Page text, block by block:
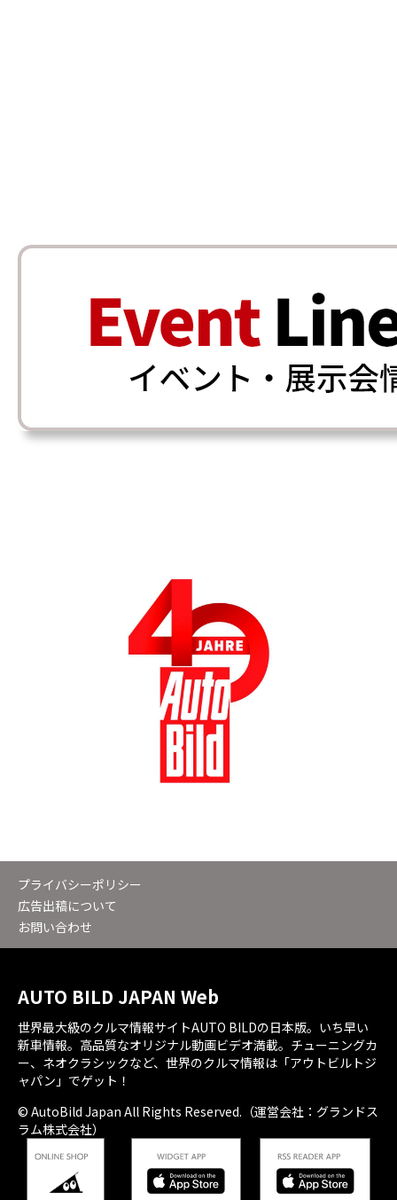
プライバシーポリシー
広告出稿について
お問い合わせ
AUTO BILD JAPAN Web
世界最大級のクルマ情報サイトAUTO BILDの日本版。いち早い
新車情報。高品質なオリジナル動画ビデオ満載。チューニングカ
ー、ネオクラシックなど、世界のクルマ情報は「アウトビルトジ
ャパン」でゲット！
© AutoBild Japan All Rights Reserved.（運営会社：グランドス
ラム株式会社）